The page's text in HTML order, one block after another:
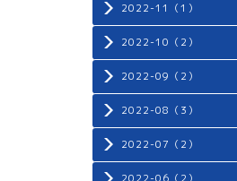
2022-11（1）
2022-10（2）
2022-09（2）
2022-08（3）
2022-07（2）